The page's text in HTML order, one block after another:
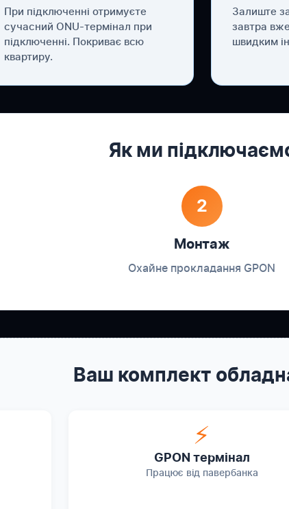
При підключенні отримуєте
сучасний ONU-термінал при
підключенні. Покриває всю
квартиру.
Залиште
завтра
швидким
Як ми
2
Монтаж
Охайне прокладання GPON
Ваш комплект
⚡
GPON термінал
Працює від павербанка